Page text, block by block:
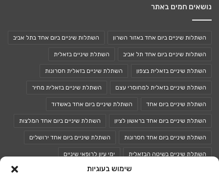
שימוש בעוגיות
נושאים חמים באתר
השתלות שיניים ביום אחד באזור השרון השתלות שיניים ביום אחד בתל אביב
השתלות שיניים ביום אחד תל אביב השתלת שיניים בזאלית
השתלת שיניים בזאלית בצפון השתלת שיניים בזאלית חסרונות
השתלת שיניים בזאלית למחוסרי עצם השתלת שיניים בזאלית מחיר
השתלת שיניים ביום אחד השתלת שיניים ביום אחד באשדוד
השתלת שיניים ביום אחד בראשון לציון השתלת שיניים ביום אחד המלצות
השתלת שיניים ביום אחד חסרונות השתלת שיניים ביום אחד ירושלים
השתלת שיניים בשיטה הבזאלית ימי עיון לרופאי שיניים
כנס רופאי שיניים